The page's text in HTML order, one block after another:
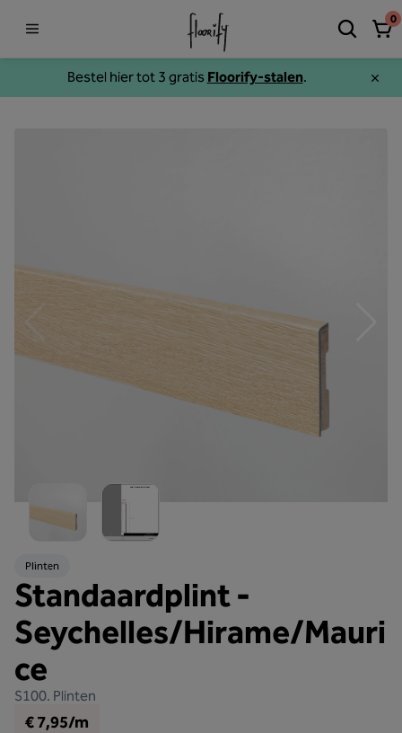
Bestel hier tot 3 gratis Floorify-stalen.
0
Plinten
Standaardplint -
Seychelles/Hirame/Mauri
ce
S100. Plinten
€ 7,95/m